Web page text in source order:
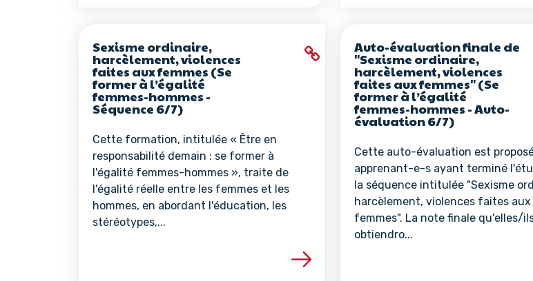
Sexisme ordinaire,
harcèlement, violences
faites aux femmes (Se
former à l’égalité
femmes-hommes -
Séquence 6/7)
Cette formation, intitulée « Être en
responsabilité demain : se former à
l'égalité femmes-hommes », traite de
l'égalité réelle entre les femmes et les
hommes, en abordant l'éducation, les
stéréotypes,...
Voir les détails de la ressource
Auto-évaluation finale de
"Sexisme ordinaire,
harcèlement, violences
faites aux femmes" (Se
former à l’égalité
femmes-hommes - Auto-
évaluation 6/7)
Cette auto-évaluation est
apprenant-e-s ayant terminé
la séquence intitulée "Sexisme
harcèlement, violences faites aux
femmes". La note finale qu'elles/
obtiendro...